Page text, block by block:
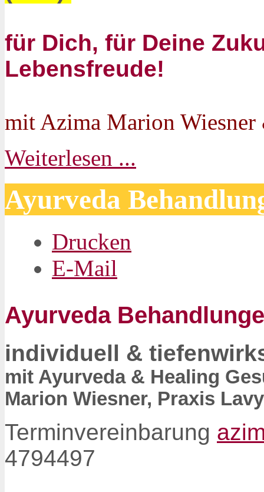
für Dich, für Deine
Lebensfreude!
mit Azima Marion
Weiterlesen ...
Ayurveda
Drucken
E-Mail
Ayurveda
individuell &
mit Ayurveda & Healing
Marion Wiesner, Praxis
Terminvereinbarung
4794497